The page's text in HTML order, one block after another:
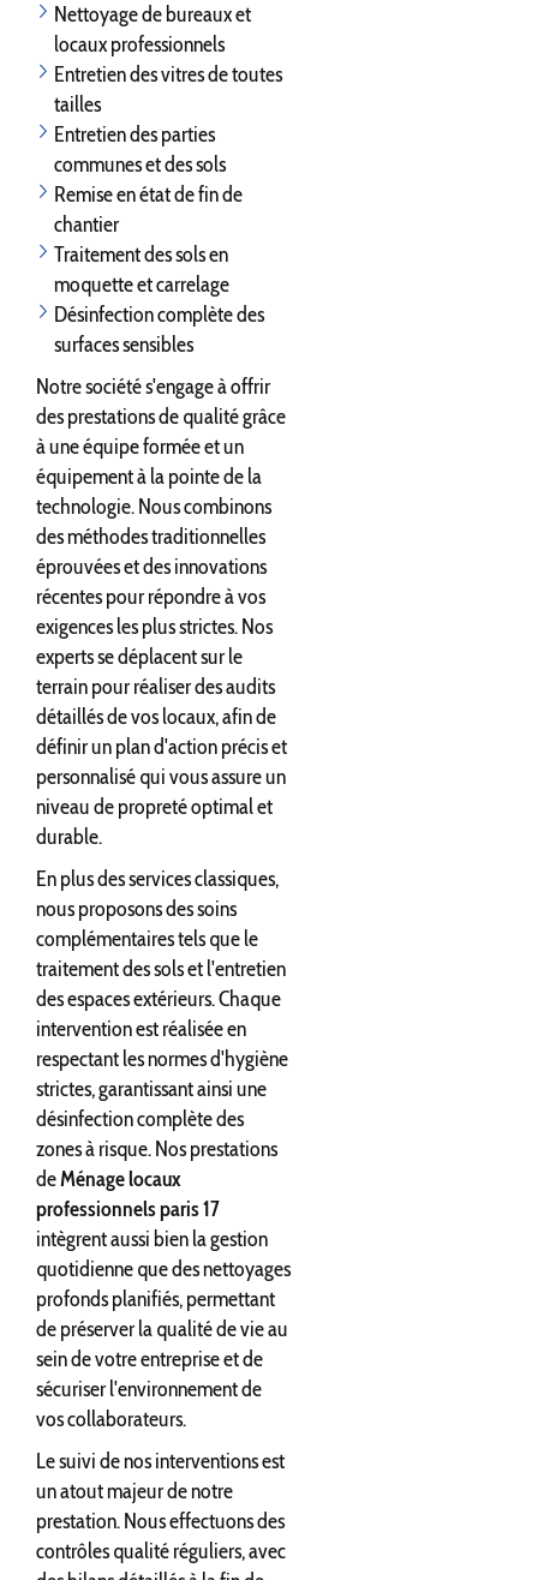
Nettoyage de bureaux et
locaux professionnels
Entretien des vitres de toutes
tailles
Entretien des parties
communes et des sols
Remise en état de fin de
chantier
Traitement des sols en
moquette et carrelage
Désinfection complète des
surfaces sensibles
Notre société s'engage à offrir
des prestations de qualité grâce
à une équipe formée et un
équipement à la pointe de la
technologie. Nous combinons
des méthodes traditionnelles
éprouvées et des innovations
récentes pour répondre à vos
exigences les plus strictes. Nos
experts se déplacent sur le
terrain pour réaliser des audits
détaillés de vos locaux, afin de
définir un plan d'action précis et
personnalisé qui vous assure un
niveau de propreté optimal et
durable.
En plus des services classiques,
nous proposons des soins
complémentaires tels que le
traitement des sols et l'entretien
des espaces extérieurs. Chaque
intervention est réalisée en
respectant les normes d'hygiène
strictes, garantissant ainsi une
désinfection complète des
zones à risque. Nos prestations
deMénage locaux
professionnels paris 17
intègrent aussi bien la gestion
quotidienne que des nettoyages
profonds planifiés, permettant
de préserver la qualité de vie au
sein de votre entreprise et de
sécuriser l'environnement de
vos collaborateurs.
Le suivi de nos interventions est
un atout majeur de notre
prestation. Nous effectuons des
contrôles qualité réguliers, avec